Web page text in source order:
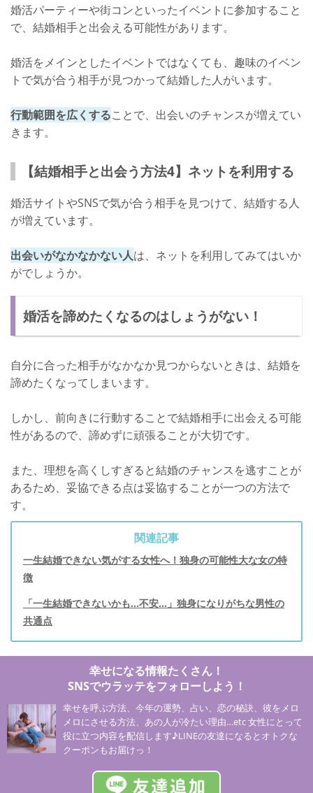
婚活パーティーや街コンといったイベントに参加すること
で、結婚相手と出会える可能性があります。
婚活をメインとしたイベントではなくても、趣味のイベン
トで気が合う相手が見つかって結婚した人がいます。
行動範囲を広くすることで、出会いのチャンスが増えてい
きます。
【結婚相手と出会う方法4】ネットを利用する
婚活サイトやSNSで気が合う相手を見つけて、結婚する人
が増えています。
出会いがなかなかない人は、ネットを利用してみてはいか
がでしょうか。
婚活を諦めたくなるのはしょうがない！
自分に合った相手がなかなか見つからないときは、結婚を
諦めたくなってしまいます。
しかし、前向きに行動することで結婚相手に出会える可能
性があるので、諦めずに頑張ることが大切です。
また、理想を高くしすぎると結婚のチャンスを逃すことが
あるため、妥協できる点は妥協することが一つの方法で
す。
関連記事
一生結婚できない気がする女性へ！独身の可能性大な女の特
徴
「一生結婚できないかも...不安...」独身になりがちな男性の
共通点
幸せになる情報たくさん！
SNSでウラッテをフォローしよう！
幸せを呼ぶ方法、今年の運勢、占い、恋の秘訣、彼をメロ
メロにさせる方法、あの人が冷たい理由…etc 女性にとって
役に立つ内容を配信します♪LINEの友達になるとオトクな
クーポンもお届けっ！